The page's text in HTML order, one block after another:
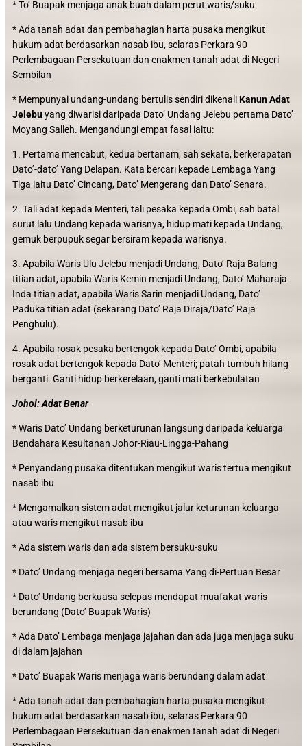
* To’ Buapak menjaga anak buah dalam perut waris/suku
* Ada tanah adat dan pembahagian harta pusaka mengikut
hukum adat berdasarkan nasab ibu, selaras Perkara 90
Perlembagaan Persekutuan dan enakmen tanah adat di Negeri
Sembilan
* Mempunyai undang-undang bertulis sendiri dikenaliKanun Adat
Jelebuyang diwarisi daripada Dato’ Undang Jelebu pertama Dato’
Moyang Salleh. Mengandungi empat fasal iaitu:
1. Pertama mencabut, kedua bertanam, sah sekata, berkerapatan
Dato’-dato’ Yang Delapan. Kata bercari kepade Lembaga Yang
Tiga iaitu Dato’ Cincang, Dato’ Mengerang dan Dato’ Senara.
2. Tali adat kepada Menteri, tali pesaka kepada Ombi, sah batal
surut lalu Undang kepada warisnya, hidup mati kepada Undang,
gemuk berpupuk segar bersiram kepada warisnya.
3. Apabila Waris Ulu Jelebu menjadi Undang, Dato’ Raja Balang
titian adat, apabila Waris Kemin menjadi Undang, Dato’ Maharaja
Inda titian adat, apabila Waris Sarin menjadi Undang, Dato’
Paduka titian adat (sekarang Dato’ Raja Diraja/Dato’ Raja
Penghulu).
4. Apabila rosak pesaka bertengok kepada Dato’ Ombi, apabila
rosak adat bertengok kepada Dato’ Menteri; patah tumbuh hilang
berganti. Ganti hidup berkerelaan, ganti mati berkebulatan
Johol: Adat Benar
* Waris Dato’ Undang berketurunan langsung daripada keluarga
Bendahara Kesultanan Johor-Riau-Lingga-Pahang
* Penyandang pusaka ditentukan mengikut waris tertua mengikut
nasab ibu
* Mengamalkan sistem adat mengikut jalur keturunan keluarga
atau waris mengikut nasab ibu
* Ada sistem waris dan ada sistem bersuku-suku
* Dato’ Undang menjaga negeri bersama Yang di-Pertuan Besar
* Dato’ Undang berkuasa selepas mendapat muafakat waris
berundang (Dato’ Buapak Waris)
* Ada Dato’ Lembaga menjaga jajahan dan ada juga menjaga suku
di dalam jajahan
* Dato’ Buapak Waris menjaga waris berundang dalam adat
* Ada tanah adat dan pembahagian harta pusaka mengikut
hukum adat berdasarkan nasab ibu, selaras Perkara 90
Perlembagaan Persekutuan dan enakmen tanah adat di Negeri